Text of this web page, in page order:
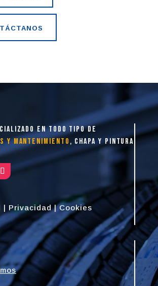
en todo tipo de
y mantenimiento , chapa y pintura
| Privacidad|Cookies